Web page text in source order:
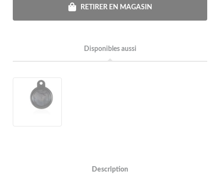
RETIRER EN MAGASIN
Disponibles aussi
Description